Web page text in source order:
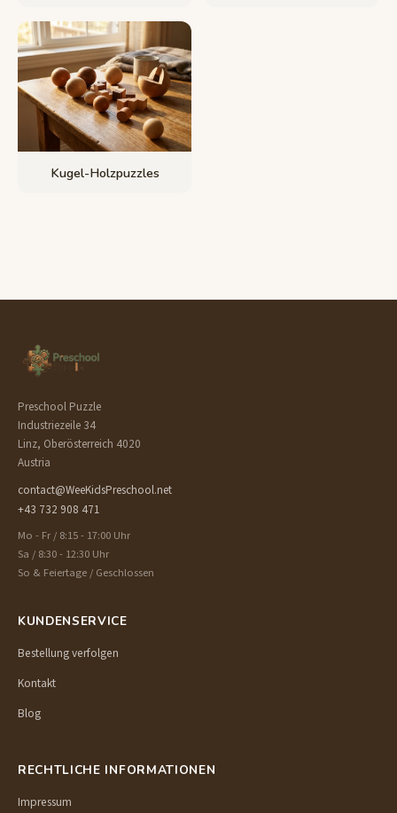
Kugel-Holzpuzzles
Preschool Puzzle
Industriezeile 34
Linz, Oberösterreich 4020
Austria
contact@WeeKidsPreschool.net
+43 732 908 471
Mo - Fr / 8:15 - 17:00 Uhr
Sa / 8:30 - 12:30 Uhr
So & Feiertage / Geschlossen
KUNDENSERVICE
Bestellung verfolgen
Kontakt
Blog
RECHTLICHE INFORMATIONEN
Impressum